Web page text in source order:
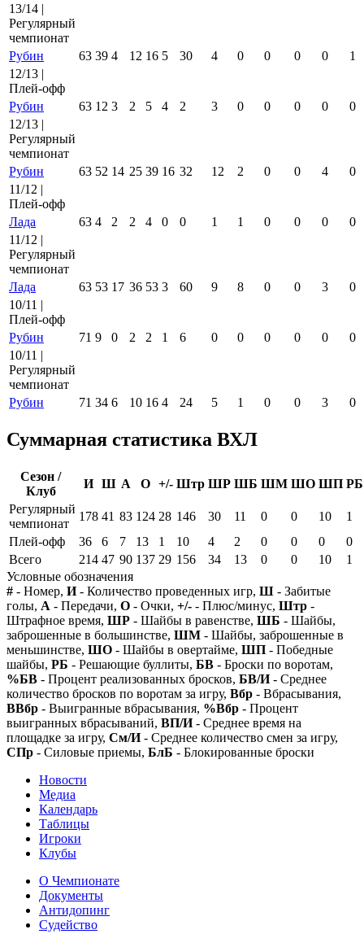
13/14 |
Регулярный
чемпионат
Рубин
63 39 4 12 16 5 30 4 0 0 0 0
1
12/13 |
Плей-офф
Рубин
63 12 3 2 5 4 2 3 0 0 0 0
0
12/13 |
Регулярный
чемпионат
Рубин
63 52 14 25 39 16 32 12 2 0 0 4
0
11/12 |
Плей-офф
Лада
63 4 2 2 4 0 0 1 1 0 0 0
0
11/12 |
Регулярный
чемпионат
Лада
63 53 17 36 53 3 60 9 8 0 0 3
0
10/11 |
Плей-офф
Рубин
71 9 0 2 2 1 6 0 0 0 0 0
0
10/11 |
Регулярный
чемпионат
Рубин
71 34 6 10 16 4 24 5 1 0 0 3 0
Суммарная статистика ВХЛ
Сезон /
Клуб
И Ш А О +/- Штр ШР ШБ ШМ ШО ШП РБ
Регулярный
чемпионат
178 41 83 124 28 146 30 11 0 0 10
1
Плей-офф
36 6 7 13 1 10 4 2 0 0 0
0
Всего
214 47 90 137 29 156 34 13 0 0 10
1
Условные обозначения
# - Номер, И- Количество проведенных игр, Ш - Забитые
голы, А - Передачи, О - Очки, +/- - Плюс/минус, Штр -
Штрафное время, ШР - Шайбы в равенстве, ШБ - Шайбы,
заброшенные в большинстве, ШМ - Шайбы, заброшенные в
меньшинстве, ШО - Шайбы в овертайме, ШП - Победные
шайбы, РБ - Решающие буллиты, БВ - Броски по воротам,
%БВ - Процент реализованных бросков, БВ/И- Среднее
количество бросков по воротам за игру, Вбр - Вбрасывания,
ВВбр - Выигранные вбрасывания, %Вбр - Процент
выигранных вбрасываний, ВП/И- Среднее время на
площадке за игру, См/И- Среднее количество смен за игру,
СПр - Силовые приемы, БлБ - Блокированные броски
Новости
Медиа
Календарь
Таблицы
Игроки
Клубы
О Чемпионате
Документы
Антидопинг
Судейство